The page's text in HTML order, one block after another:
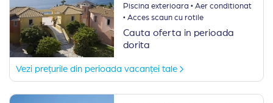
Piscina exterioara ·Aer conditionat
·Acces scaun cu rotile
Cauta oferta in perioada
dorita
Vezi prețurile din perioada vacanței tale